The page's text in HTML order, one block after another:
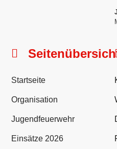
Startseite
Organisation
Jugendfeuerwehr
Einsätze 2026